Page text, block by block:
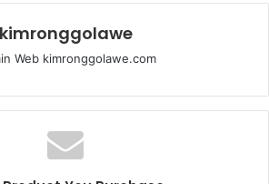
kimronggolawe
Web kimronggolawe.com